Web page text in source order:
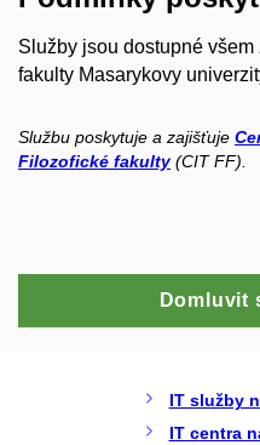
Služby jsou dostupné
fakulty Masarykovy
Službu poskytuje a zajišťuje
Filozofické fakulty (CIT FF).
Domluvit
IT služby
IT centra